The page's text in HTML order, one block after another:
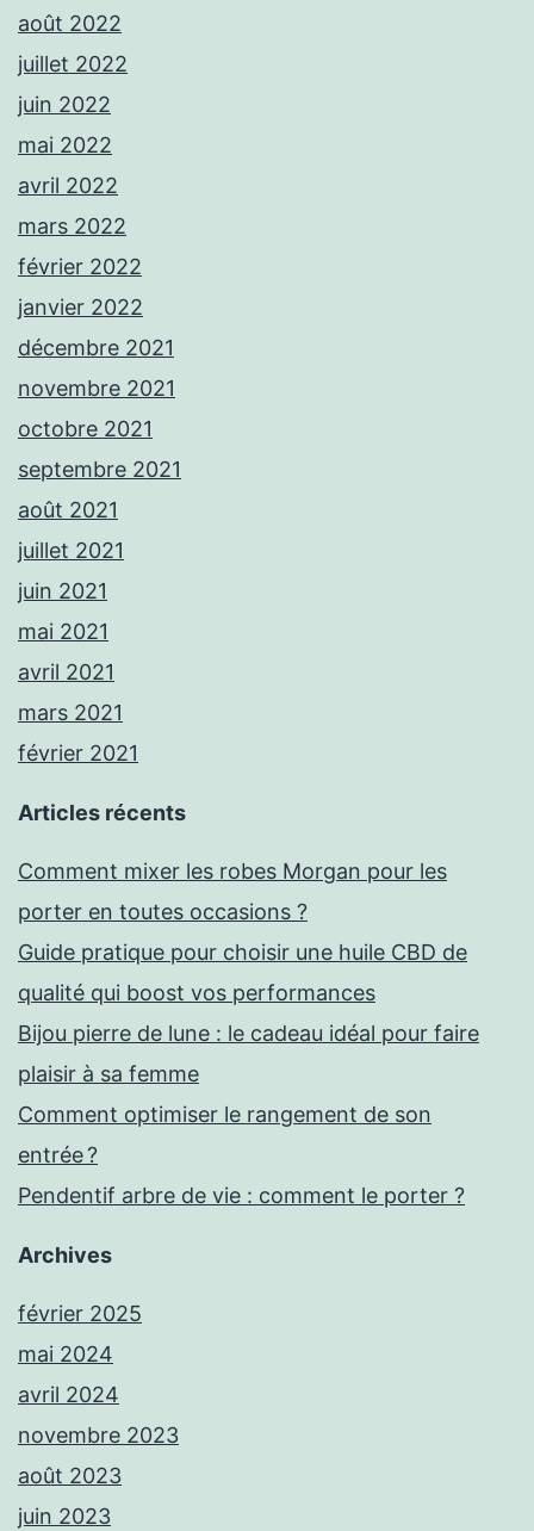
août 2022
juillet 2022
juin 2022
mai 2022
avril 2022
mars 2022
février 2022
janvier 2022
décembre 2021
novembre 2021
octobre 2021
septembre 2021
août 2021
juillet 2021
juin 2021
mai 2021
avril 2021
mars 2021
février 2021
Articles récents
Comment mixer les robes Morgan pour les
porter en toutes occasions ?
Guide pratique pour choisir une huile CBD de
qualité qui boost vos performances
Bijou pierre de lune : le cadeau idéal pour faire
plaisir à sa femme
Comment optimiser le rangement de son
entrée ?
Pendentif arbre de vie : comment le porter ?
Archives
février 2025
mai 2024
avril 2024
novembre 2023
août 2023
juin 2023